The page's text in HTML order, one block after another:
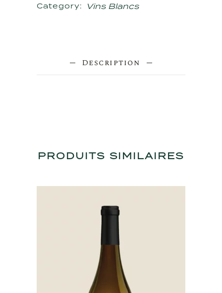
Category: Vins Blancs
Description
PRODUITS SIMILAIRES